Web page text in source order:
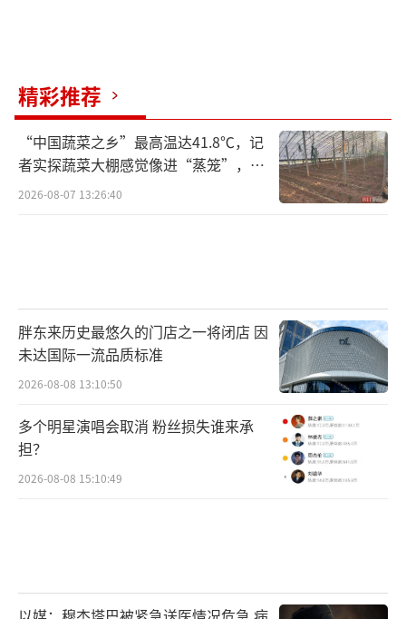
精彩推荐
“中国蔬菜之乡”最高温达41.8℃，记
者实探蔬菜大棚感觉像进“蒸笼”，有
村民称只能凌晨两点起来干活
2026-08-07 13:26:40
胖东来历史最悠久的门店之一将闭店 因
未达国际一流品质标准
2026-08-08 13:10:50
多个明星演唱会取消 粉丝损失谁来承
担？
2026-08-08 15:10:49